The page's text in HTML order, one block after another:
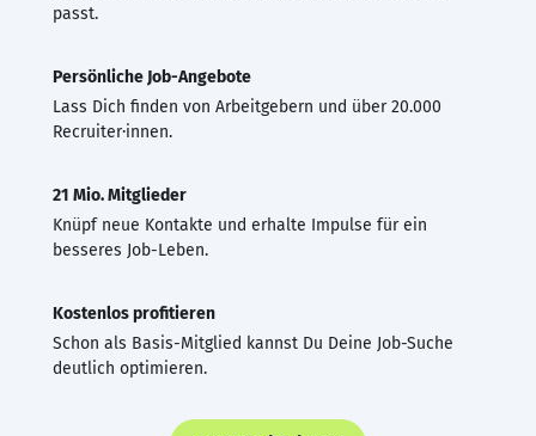
passt.
Persönliche Job-Angebote
Lass Dich finden von Arbeitgebern und über 20.000
Recruiter·innen.
21 Mio. Mitglieder
Knüpf neue Kontakte und erhalte Impulse für ein
besseres Job-Leben.
Kostenlos profitieren
Schon als Basis-Mitglied kannst Du Deine Job-Suche
deutlich optimieren.